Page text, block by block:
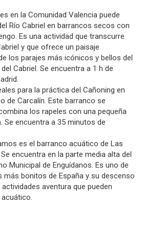
en la Comunidad Valencia puede
Río Cabriel en barrancos secos con
Es una actividad que transcurre
y que ofrece un paisaje
los parajes más icónicos y bellos del
Cabriel. Se encuentra a 1 h de
para la práctica del Cañoning en
de Carcalín. Este barranco se
los rapeles con una pequeña
Se encuentra a 35 minutos de
es el barranco acuático de Las
encuentra en la parte media alta del
Municipal de Enguídanos. Es uno de
más bonitos de España y su descenso
aventura que pueden